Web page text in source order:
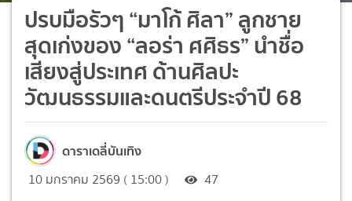
ปรบมือรัวๆ “มาโก้ ศิลา” ลูกชาย
สุดเก่งของ “ลอร่า ศศิธร” นำชื่อ
เสียงสู่ประเทศ ด้านศิลปะ
วัฒนธรรมและดนตรีประจำปี 68
ดาราเดลี่บันเทิง
10 มกราคม 2569 ( 15:00 ) 47